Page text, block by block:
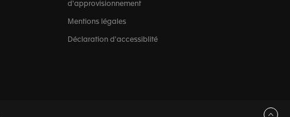
d'approvisionnement
Mentions légales
Déclaration d'accessiblité